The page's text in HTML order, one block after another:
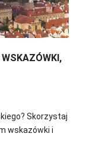
Skorzystaj
wskazówki i